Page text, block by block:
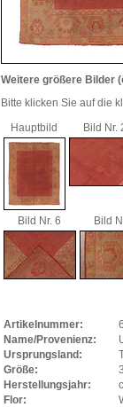
Weitere größere Bilder
Bitte klicken Sie auf die
Hauptbild
Bild Nr.
Bild Nr. 6 Bild
Artikelnummer:
Name/Provenienz:
Ursprungsland:
Größe:
Herstellungsjahr:
Flor: